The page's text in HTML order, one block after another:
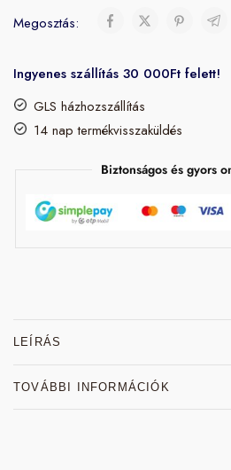
Megosztás:
Ingyenes szállítás 30 000Ft felett!
GLS házhozszállítás
14 nap termékvisszaküldés
Biztonságos és gyors
LEÍRÁS
TOVÁBBI INFORMÁCIÓK